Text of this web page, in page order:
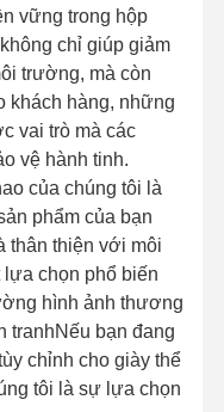
Tham Quan
Nhà Máy
vững trong hộp
chỉ giúp giảm
trường, mà còn
khách hàng, những
vai trò mà các
vệ hành tinh.
của chúng tôi là
phẩm của bạn
thân thiện với môi
chọn phổ biến
hình ảnh thương
tranhNếu bạn đang
chỉnh cho giày thể
tôi là sự lựa chọn